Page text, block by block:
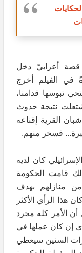
أعرابيّ دخل
في الفيلم أخرج
تبوسها قدامنا،
نتيجة حدوث
القرية إقناعه
فسخر منهم.
كان لديه
قامت الحكومة
منازلهم بهدف
هذا الرأي الأكثر
أن الأمر كله مجرد
إن كان عملها في
السنين سيعطي